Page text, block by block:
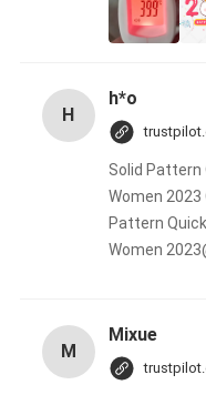
H
h*o
Solid Pattern
Women
Pattern
Women
M
Mixue